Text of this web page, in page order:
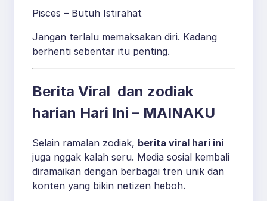
Pisces – Butuh Istirahat
Jangan terlalu memaksakan diri. Kadang
berhenti sebentar itu penting.
Berita Viral dan zodiak
harian Hari Ini – MAINAKU
Selain ramalan zodiak, berita viral hari ini
juga nggak kalah seru. Media sosial kembali
diramaikan dengan berbagai tren unik dan
konten yang bikin netizen heboh.